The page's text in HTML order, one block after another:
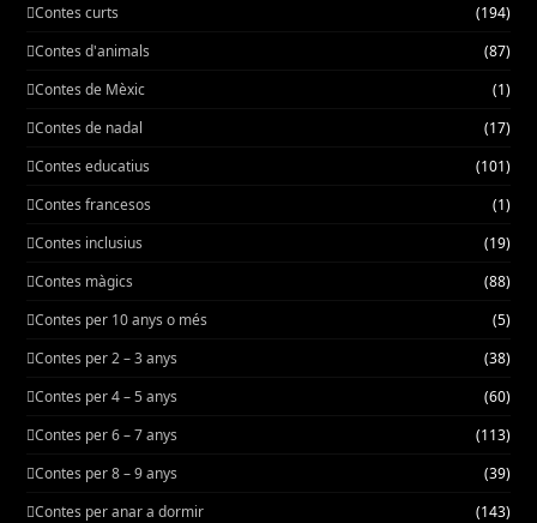
Contes curts
(194)
Contes d'animals
(87)
Contes de Mèxic
(1)
Contes de nadal
(17)
Contes educatius
(101)
Contes francesos
(1)
Contes inclusius
(19)
Contes màgics
(88)
Contes per 10 anys o més
(5)
Contes per 2 – 3 anys
(38)
Contes per 4 – 5 anys
(60)
Contes per 6 – 7 anys
(113)
Contes per 8 – 9 anys
(39)
Contes per anar a dormir
(143)